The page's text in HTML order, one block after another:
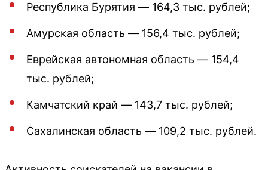
Республика Бурятия — 164,3 тыс. рублей;
Амурская область — 156,4 тыс. рублей;
Еврейская автономная область — 154,4
тыс. рублей;
Камчатский край — 143,7 тыс. рублей;
Сахалинская область — 109,2 тыс. рублей.